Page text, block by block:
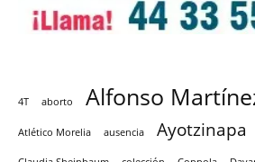
4T aborto Alfonso
Atlético Morelia ausencia Ayotzinapa